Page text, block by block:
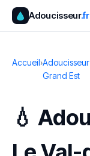
Adoucisseur.fr
Accueil›Adoucisseur
Grand Est
💧